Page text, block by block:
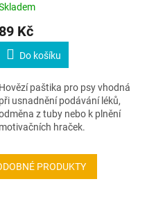
89 Kč
Do košíku
Hovězí paštika pro psy vhodná
při usnadnění podávání léků,
z tuby nebo k plnění
motivačních hraček.
PRODUKTY